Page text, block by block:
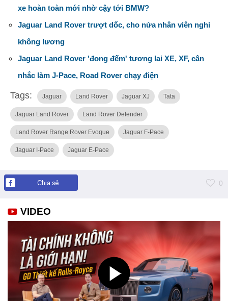
xe hoàn toàn mới nhờ cậy tới BMW?
Jaguar Land Rover trượt dốc, cho nửa nhân viên nghỉ
không lương
Jaguar Land Rover 'đong đếm' tương lai XE, XF, cân
nhắc làm J-Pace, Road Rover chạy điện
Tags: Jaguar Land Rover Jaguar XJ Tata
Jaguar Land Rover Land Rover Defender
Land Rover Range Rover Evoque Jaguar F-Pace
Jaguar I-Pace Jaguar E-Pace
Chia sẻ 0
VIDEO